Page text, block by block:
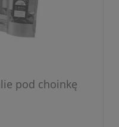
pod choinkę